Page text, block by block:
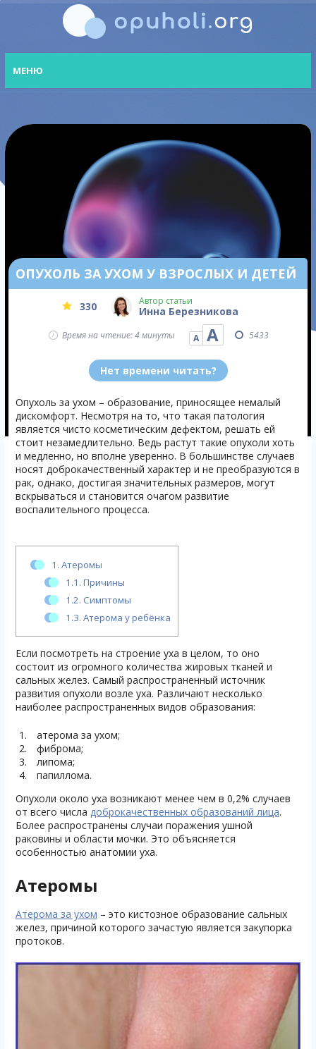
МЕНЮ
ОПУХОЛЬ ЗА УХОМ У ВЗРОСЛЫХ И ДЕТЕЙ
330 Автор статьи
Инна Березникова
Время на чтение: 4 минуты А А 5433
Нет времени читать?
Опухоль за ухом – образование, приносящее немалый
дискомфорт. Несмотря на то, что такая патология
является чисто косметическим дефектом, решать ей
стоит незамедлительно. Ведь растут такие опухоли хоть
и медленно, но вполне уверенно. В большинстве случаев
носят доброкачественный характер и не преобразуются в
рак, однако, достигая значительных размеров, могут
вскрываться и становится очагом развитие
воспалительного процесса.
1. Атеромы
1.1. Причины
1.2. Симптомы
1.3. Атерома у ребёнка
Если посмотреть на строение уха в целом, то оно
состоит из огромного количества жировых тканей и
сальных желез. Самый распространенный источник
развития опухоли возле уха. Различают несколько
наиболее распространенных видов образования:
атерома за ухом;
фиброма;
липома;
папиллома.
Опухоли около уха возникают менее чем в 0,2% случаев
от всего числа доброкачественных образований лица.
Более распространены случаи поражения ушной
раковины и области мочки. Это объясняется
особенностью анатомии уха.
Атеромы
Атерома за ухом – это кистозное образование сальных
желез, причиной которого зачастую является закупорка
протоков.